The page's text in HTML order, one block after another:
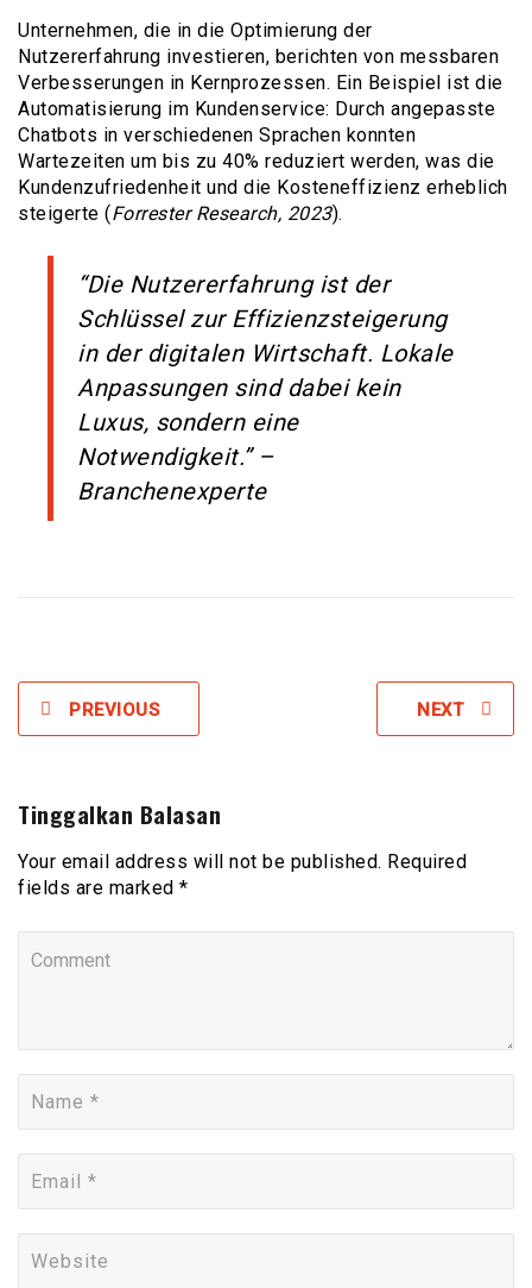
Unternehmen, die in die Optimierung der
Nutzererfahrung investieren, berichten von messbaren
Verbesserungen in Kernprozessen. Ein Beispiel ist die
Automatisierung im Kundenservice: Durch angepasste
Chatbots in verschiedenen Sprachen konnten
Wartezeiten um bis zu 40% reduziert werden, was die
Kundenzufriedenheit und die Kosteneffizienz erheblich
steigerte (Forrester Research, 2023).
“Die Nutzererfahrung ist der
Schlüssel zur Effizienzsteigerung
in der digitalen Wirtschaft. Lokale
Anpassungen sind dabei kein
Luxus, sondern eine
Notwendigkeit.” –
Branchenexperte
PREVIOUS NEXT
Tinggalkan Balasan
Your email address will not be published. Required
fields are marked *